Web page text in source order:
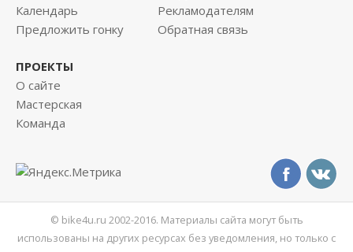
Календарь
Предложить гонку
Рекламодателям
Обратная связь
ПРОЕКТЫ
О сайте
Мастерская
Команда
© bike4u.ru 2002-2016. Материалы сайта могут быть
использованы на других ресурсах без уведомления, но только с